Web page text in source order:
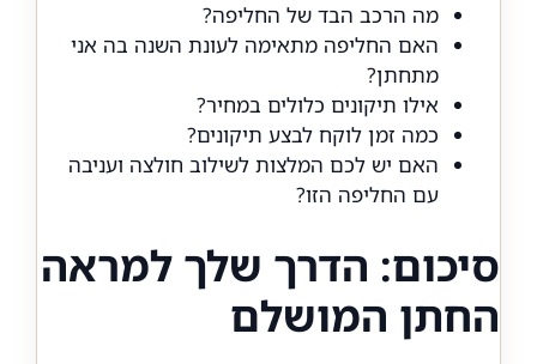
מה הרכב הבד של החליפה?
האם החליפה מתאימה לעונת השנה בה אני
מתחתן?
אילו תיקונים כלולים במחיר?
כמה זמן לוקח לבצע תיקונים?
האם יש לכם המלצות לשילוב חולצה ועניבה
עם החליפה הזו?
סיכום: הדרך שלך למראה
החתן המושלם